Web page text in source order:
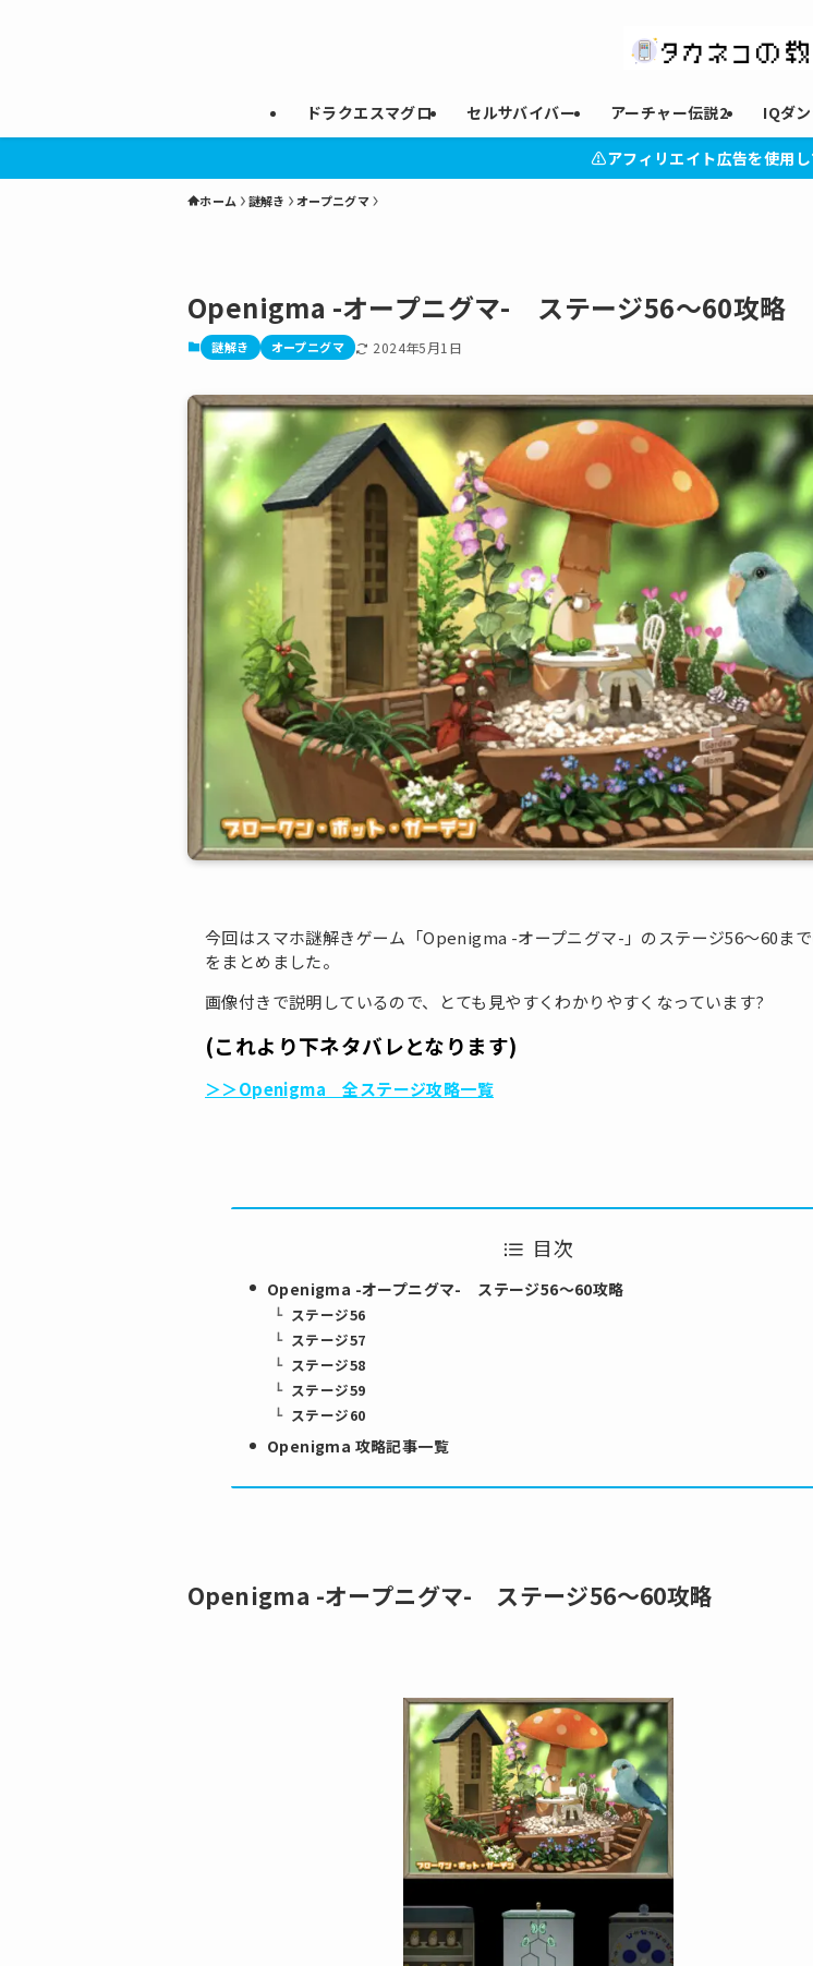
ドラクエスマグロ セルサバイバー アーチャー伝説2 IQダ
⚠︎アフィリエイト広告を使用し
ホーム 謎解き オープニグマ
Openigma -オープニグマ- ステージ56～60攻略
謎解き オープニグマ 2024年5月1日
今回はスマホ謎解きゲーム「Openigma -オープニグマ-」のステージ56～60ま
をまとめました。
画像付きで説明しているので、とても見やすくわかりやすくなっています?
(これより下ネタバレとなります)
＞＞Openigma 全ステージ攻略一覧
目次
Openigma -オープニグマ- ステージ56～60攻略
ステージ56
ステージ57
ステージ58
ステージ59
ステージ60
Openigma 攻略記事一覧
Openigma -オープニグマ- ステージ56～60攻略